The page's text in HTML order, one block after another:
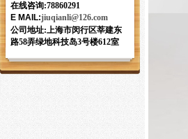
在线咨询:78860291
E MAIL:jiuqianli@126.com
公司地址:上海市闵行区莘建东
路58弄绿地科技岛3号楼612室